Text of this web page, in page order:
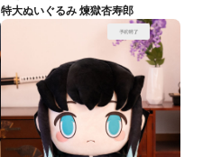
特大ぬいぐるみ 煉獄杏寿郎